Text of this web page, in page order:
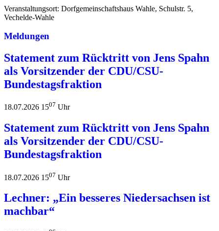
Veranstaltungsort: Dorfgemeinschaftshaus Wahle, Schulstr. 5,
Vechelde-Wahle
Meldungen
Statement zum Rücktritt von Jens Spahn
als Vorsitzender der CDU/CSU-
Bundestagsfraktion
18.07.2026 1507 Uhr
Statement zum Rücktritt von Jens Spahn
als Vorsitzender der CDU/CSU-
Bundestagsfraktion
18.07.2026 1507 Uhr
Lechner: „Ein besseres Niedersachsen ist
machbar“